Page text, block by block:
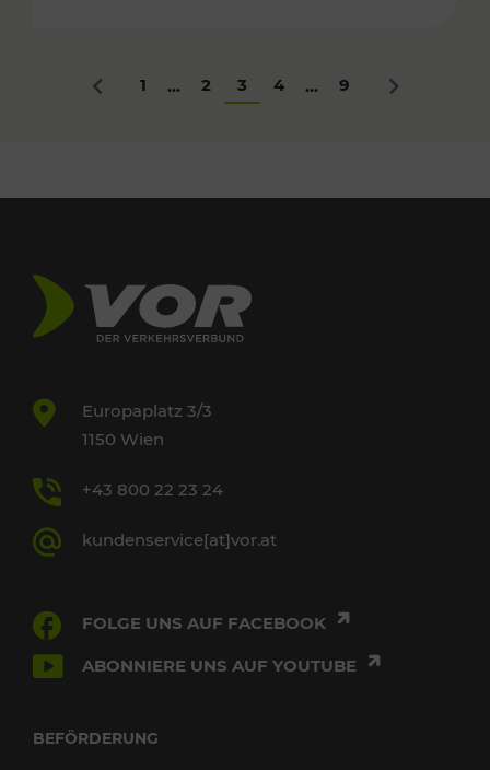
Zurück
1 ... 2 3 4 ... 9 Nächstes
Europaplatz 3/3
1150 Wien
+43 800 22 23 24
kundenservice[at]vor.at
FOLGE UNS AUF FACEBOOK
ABONNIERE UNS AUF YOUTUBE
BEFÖRDERUNG